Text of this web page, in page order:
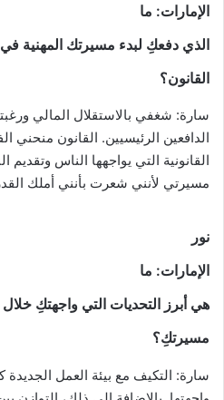
الإمارات: ما
الذي دفعكِ لبدء مسيرتك المهنية
القانون؟
سارة: شغفي بالاستقلال المالي
الدافعين الرئيسيين. القانون منحني
القانونية التي يواجهها الناس وتقديم
مسيرتي لأنني شعرت بأنني أملك
نور
الإمارات: ما
هي أبرز التحديات التي واجهتكِ خلال
مسيرتكِ؟
سارة: التكيف مع بيئة العمل